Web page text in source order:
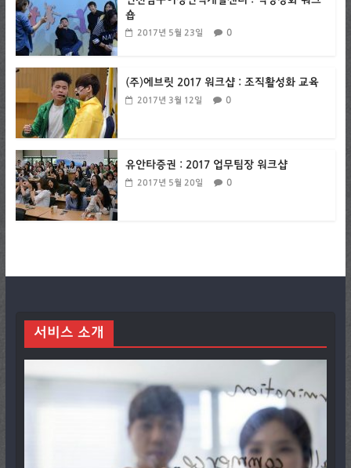
숍
2017년 5월 23일 0
(주)에브릿 2017 워크샵 : 조직활성화 교육
2017년 3월 12일 0
유안타증권 : 2017 업무팀장 워크샵
2017년 5월 20일 0
서비스 소개